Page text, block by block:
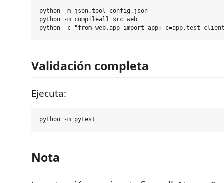
python -m json.tool config.json
python -m compileall src web
Validación completa
Ejecuta:
Nota